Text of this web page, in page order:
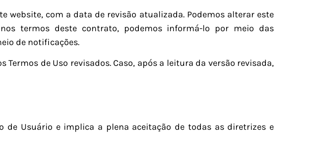
website, com a data de revisão atualizada. Podemos alterar este
termos deste contrato, podemos informá-lo por meio das
de notificações.
de Uso revisados. Caso, após a leitura da versão revisada,
Usuário e implica a plena aceitação de todas as diretrizes e